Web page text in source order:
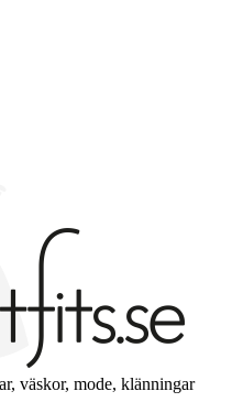
väskor, mode, klänningar